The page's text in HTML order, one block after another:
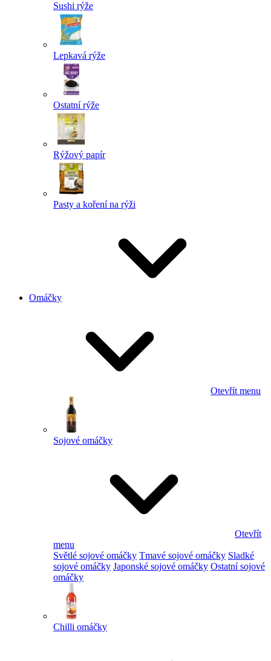
Sushi rýže
Lepkavá rýže
Ostatní rýže
Rýžový papír
Pasty a koření na rýži
Omáčky
Otevřít menu
Sojové omáčky
Otevřít
menu
Světlé sojové omáčky Tmavé sojové omáčky Sladké
sojové omáčky Japonské sojové omáčky Ostatní sojové
omáčky
Chilli omáčky